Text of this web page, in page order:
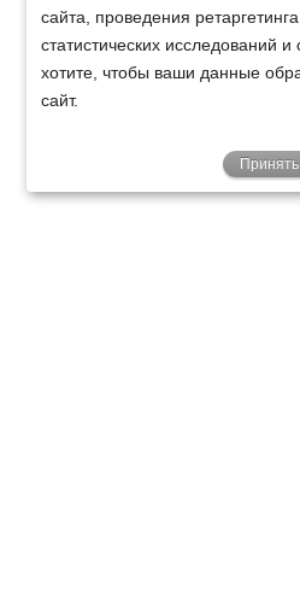
сайта, проведения
статистических исследований
хотите, чтобы ваши данные
сайт.
Принять